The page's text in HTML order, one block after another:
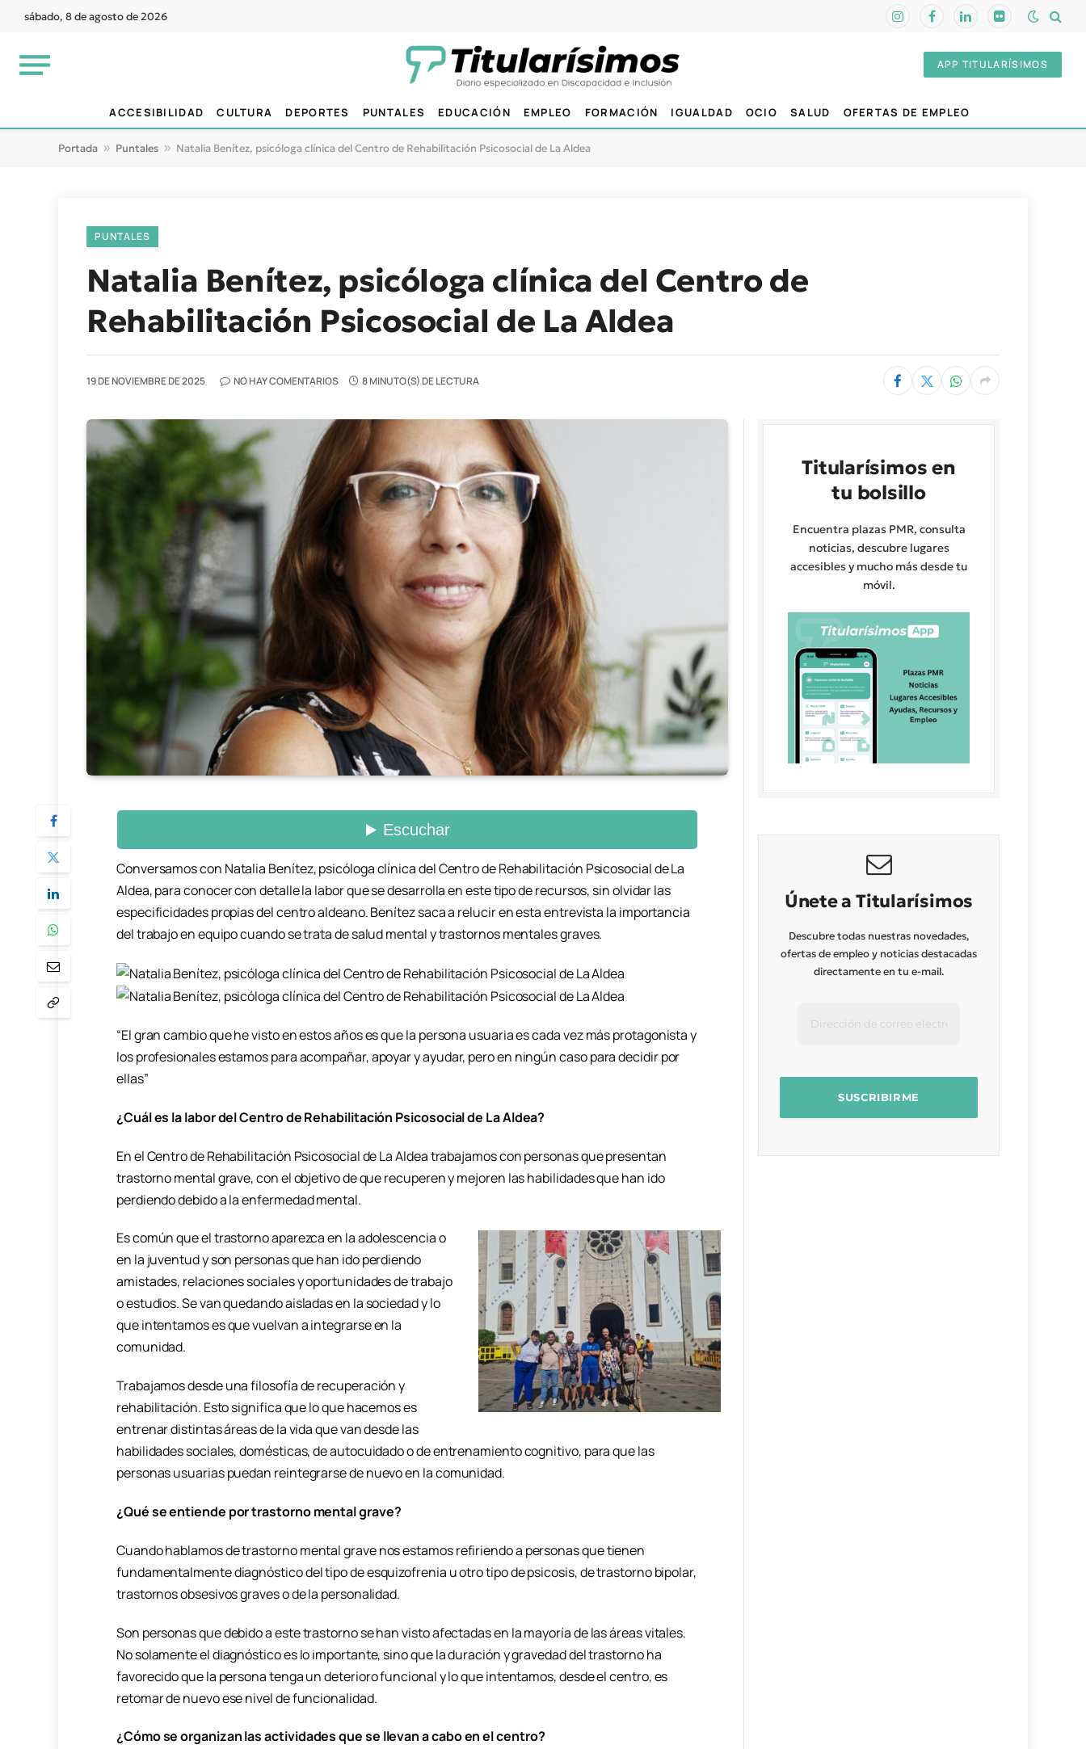
sábado, 8 de agosto de 2026 InstagramFacebookLinkedInFlickr
APP TITULARÍSIMOS
ACCESIBILIDAD CULTURA DEPORTES PUNTALES EDUCACIÓN EMPLEO FORMACIÓN IGUALDAD OCIO SALUD OFERTAS DE EMPLEO
Portada » Puntales » Natalia Benítez, psicóloga clínica del Centro de Rehabilitación Psicosocial de La Aldea
PUNTALES
Natalia Benítez, psicóloga clínica del Centro de
Rehabilitación Psicosocial de La Aldea
19 DE NOVIEMBRE DE 2025 NO HAY COMENTARIOS 8 MINUTO(S) DE LECTURA
Conversamos con Natalia Benítez, psicóloga clínica del Centro de Rehabilitación Psicosocial de La
Aldea, para conocer con detalle la labor que se desarrolla en este tipo de recursos, sin olvidar las
especificidades propias del centro aldeano. Benítez saca a relucir en esta entrevista la importancia
del trabajo en equipo cuando se trata de salud mental y trastornos mentales graves.
“El gran cambio que he visto en estos años es que la persona usuaria es cada vez más protagonista y
los profesionales estamos para acompañar, apoyar y ayudar, pero en ningún caso para decidir por
ellas”
¿Cuál es la labor del Centro de Rehabilitación Psicosocial de La Aldea?
En el Centro de Rehabilitación Psicosocial de La Aldea trabajamos con personas que presentan
trastorno mental grave, con el objetivo de que recuperen y mejoren las habilidades que han ido
perdiendo debido a la enfermedad mental.
Es común que el trastorno aparezca en la adolescencia o
en la juventud y son personas que han ido perdiendo
amistades, relaciones sociales y oportunidades de trabajo
o estudios. Se van quedando aisladas en la sociedad y lo
que intentamos es que vuelvan a integrarse en la
comunidad.
Trabajamos desde una filosofía de recuperación y
rehabilitación. Esto significa que lo que hacemos es
entrenar distintas áreas de la vida que van desde las
habilidades sociales, domésticas, de autocuidado o de entrenamiento cognitivo, para que las
personas usuarias puedan reintegrarse de nuevo en la comunidad.
¿Qué se entiende por trastorno mental grave?
Cuando hablamos de trastorno mental grave nos estamos refiriendo a personas que tienen
fundamentalmente diagnóstico del tipo de esquizofrenia u otro tipo de psicosis, de trastorno bipolar,
trastornos obsesivos graves o de la personalidad.
Son personas que debido a este trastorno se han visto afectadas en la mayoría de las áreas vitales.
No solamente el diagnóstico es lo importante, sino que la duración y gravedad del trastorno ha
favorecido que la persona tenga un deterioro funcional y lo que intentamos, desde el centro, es
retomar de nuevo ese nivel de funcionalidad.
¿Cómo se organizan las actividades que se llevan a cabo en el centro?
Titularísimos en
tu bolsillo
Encuentra plazas PMR, consulta
noticias, descubre lugares
accesibles y mucho más desde tu
móvil.
Únete a Titularísimos
Descubre todas nuestras novedades,
ofertas de empleo y noticias destacadas
directamente en tu e-mail.